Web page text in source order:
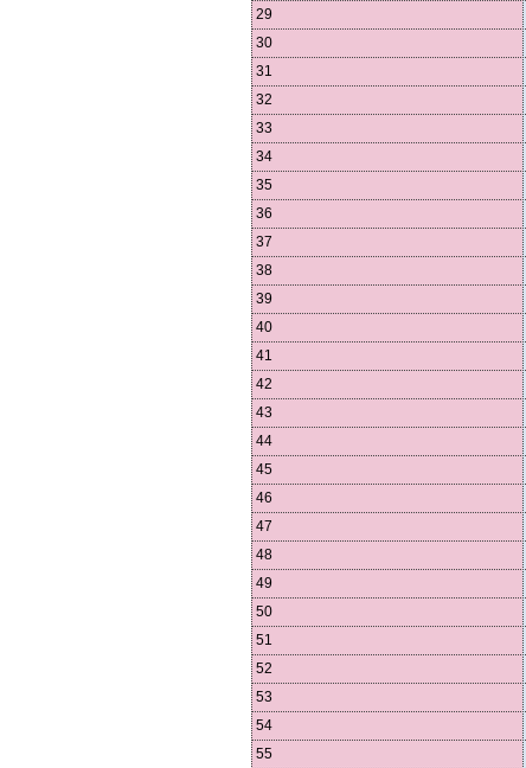
29
30
31
32
33
34
35
36
37
38
39
40
41
42
43
44
45
46
47
48
49
50
51
52
53
54
55